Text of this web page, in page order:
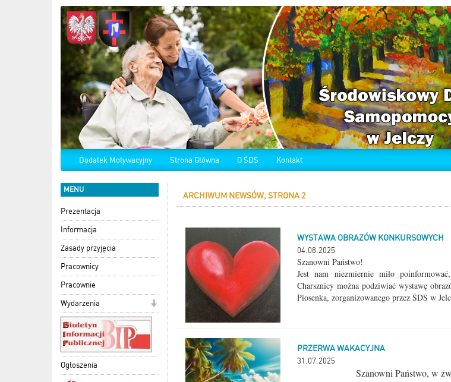
Dodatek Motywacyjny Strona Główna O ŚDS Kontakt
MENU
Prezentacja
Informacja
Zasady przyjęcia
Pracownicy
Pracownie
Wydarzenia
Ogłoszenia
ARCHIWUM NEWSÓW, STRONA 2
WYSTAWA OBRAZÓW KONKURSOWYCH
04.08.2025
Szanowni Państwo!
Jest nam niezmiernie miło
Charsznicy można podziwiać wystawę
Piosenka, zorganizowanego przez ŚDS w
PRZERWA WAKACYJNA
31.07.2025
Szanowni Państwo, w